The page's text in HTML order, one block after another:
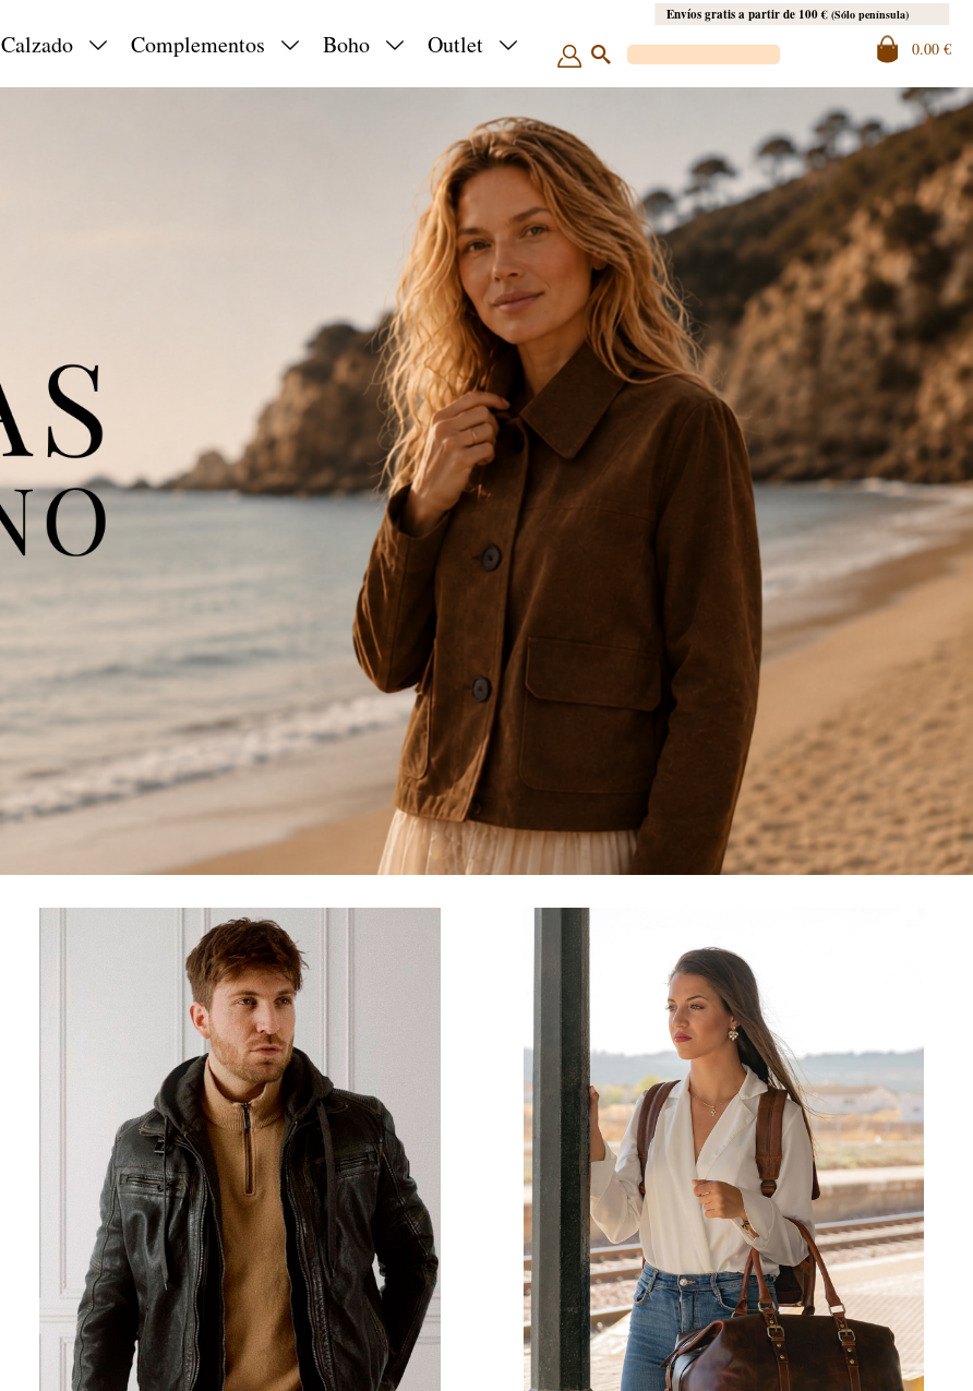
0.00 €
Calzado Complementos Boho Outlet
Envíos gratis a partir de 100 € (Sólo península)